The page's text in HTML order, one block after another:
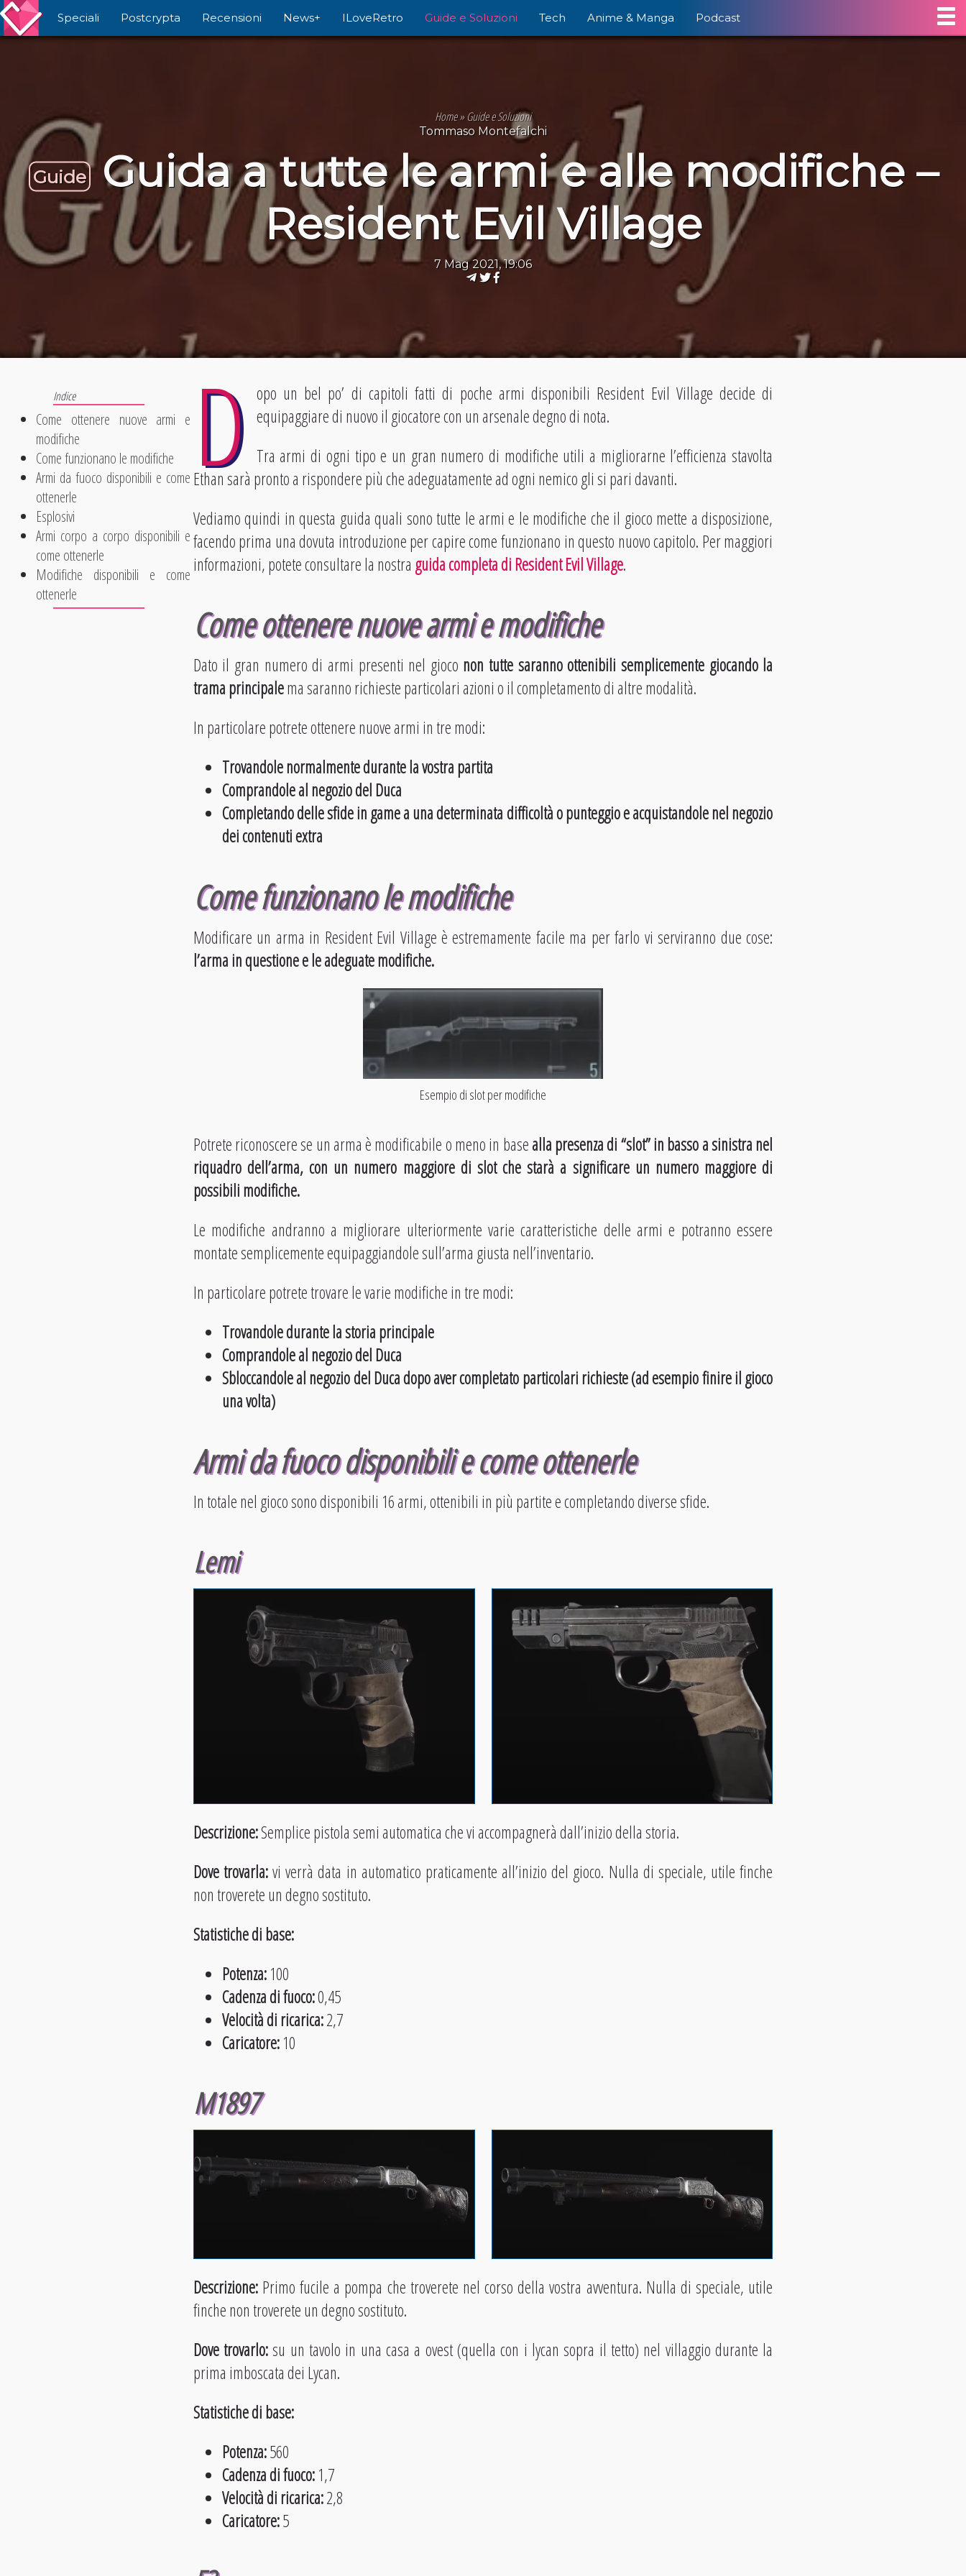
Speciali Postcrypta Recensioni News+ ILoveRetro Guide e Soluzioni Tech Anime & Manga Podcast
Home»Guide e Soluzioni
Tommaso Montefalchi
Guide
Guida a tutte le armi e alle modifiche –
Resident Evil Village
7 Mag 2021, 19:06
D opo un bel po’ di capitoli fatti di poche armi disponibili Resident Evil Village decide di
equipaggiare di nuovo il giocatore con un arsenale degno di nota.
Tra armi di ogni tipo e un gran numero di modifiche utili a migliorarne l’efficienza stavolta
Ethan sarà pronto a rispondere più che adeguatamente ad ogni nemico gli si pari davanti.
Vediamo quindi in questa guida quali sono tutte le armi e le modifiche che il gioco mette a disposizione,
facendo prima una dovuta introduzione per capire come funzionano in questo nuovo capitolo. Per maggiori
informazioni, potete consultare la nostra guida completa di Resident Evil Village.
Come ottenere nuove armi e
modifiche
Come funzionano le modifiche
Armi da fuoco disponibili e come
ottenerle
Esplosivi
Armi corpo a corpo disponibili e
come ottenerle
Modifiche disponibili e come
ottenerle
Come ottenere nuove armi e modifiche
Dato il gran numero di armi presenti nel gioco non tutte saranno ottenibili semplicemente giocando la
trama principalema saranno richieste particolari azioni o il completamento di altre modalità.
In particolare potrete ottenere nuove armi in tre modi:
Trovandole normalmente durante la vostra partita
Comprandole al negozio del Duca
Completando delle sfide in game a una determinata difficoltà o punteggio e acquistandole nel negozio
dei contenuti extra
Come funzionano le modifiche
Modificare un arma in Resident Evil Village è estremamente facile ma per farlo vi serviranno due cose:
l’arma in questione e le adeguate modifiche.
Esempio di slot per modifiche
Potrete riconoscere se un arma è modificabile o meno in basealla presenza di “slot” in basso a sinistra nel
riquadro dell’arma, con un numero maggiore di slot che starà a significare un numero maggiore di
possibili modifiche.
Le modifiche andranno a migliorare ulteriormente varie caratteristiche delle armi e potranno essere
montate semplicemente equipaggiandole sull’arma giusta nell’inventario.
In particolare potrete trovare le varie modifiche in tre modi:
Trovandole durante la storia principale
Comprandole al negozio del Duca
Sbloccandole al negozio del Duca dopo aver completato particolari richieste (ad esempio finire il gioco
una volta)
Armi da fuoco disponibili e come ottenerle
In totale nel gioco sono disponibili 16 armi, ottenibili in più partite e completando diverse sfide.
Lemi
Descrizione:Semplice pistola semi automatica che vi accompagnerà dall’inizio della storia.
Dove trovarla:vi verrà data in automatico praticamente all’inizio del gioco. Nulla di speciale, utile finche
non troverete un degno sostituto.
Statistiche di base:
Potenza:100
Cadenza di fuoco:0,45
Velocità di ricarica:2,7
Caricatore:10
M1897
Descrizione:Primo fucile a pompa che troverete nel corso della vostra avventura. Nulla di speciale, utile
finche non troverete un degno sostituto.
Dove trovarlo:su un tavolo in una casa a ovest (quella con i lycan sopra il tetto) nel villaggio durante la
prima imboscata dei Lycan.
Statistiche di base:
Potenza:560
Cadenza di fuoco:1,7
Velocità di ricarica:2,8
Caricatore:5